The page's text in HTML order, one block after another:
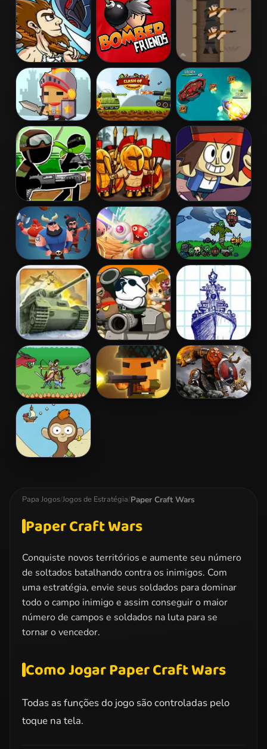
Age of War Bomber Friends Tiny Rifles
Warriors
League
Clash of
Armour
Battle Boats.io
Stickman
Army: The
Resistance
Heroes of
Myths Warriors
of Gods
Parking Lot
Wars
Clash of
Vikings
Apple
Defender
Castle Defense
Online
1941 Frozen
Front
Metal Animal Sea Battleship
Vikings vs
Monsters
Papa Jogos/Jogos de Estratégia/Paper Craft Wars
Paper Craft Wars
Conquiste novos territórios e aumente seu número
de soltados batalhando contra os inimigos. Com
uma estratégia, envie seus soldados para dominar
todo o campo inimigo e assim conseguir o maior
número de campos e soldados na luta para se
tornar o vencedor.
Como Jogar Paper Craft Wars
Todas as funções do jogo são controladas pelo
toque na tela.